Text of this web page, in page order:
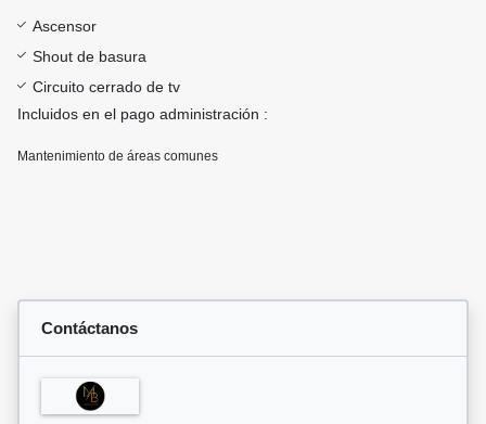
Ascensor
Shout de basura
Circuito cerrado de tv
Incluidos en el pago administración :
Mantenimiento de áreas comunes
Contáctanos